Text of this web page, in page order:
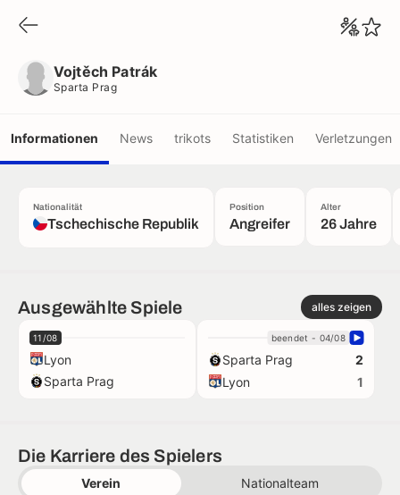
Vojtěch Patrák
Sparta Prag
Informationen News trikots Statistiken Verletzungen
Nationalität
Tschechische Republik
Position
Angreifer
Alter
26 Jahre
Ausgewählte Spiele alles zeigen
11/08
Lyon
Sparta Prag
beendet - 04/08
Sparta Prag
2
Lyon
1
Die Karriere des Spielers
Verein Nationalteam